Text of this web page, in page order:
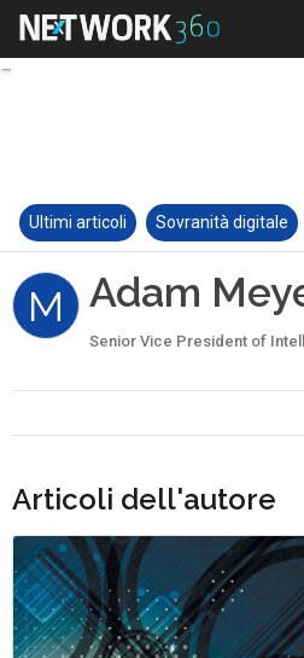
Ultimi articoli Sovranità digitale
M Adam
Senior Vice President of
Articoli dell'autore